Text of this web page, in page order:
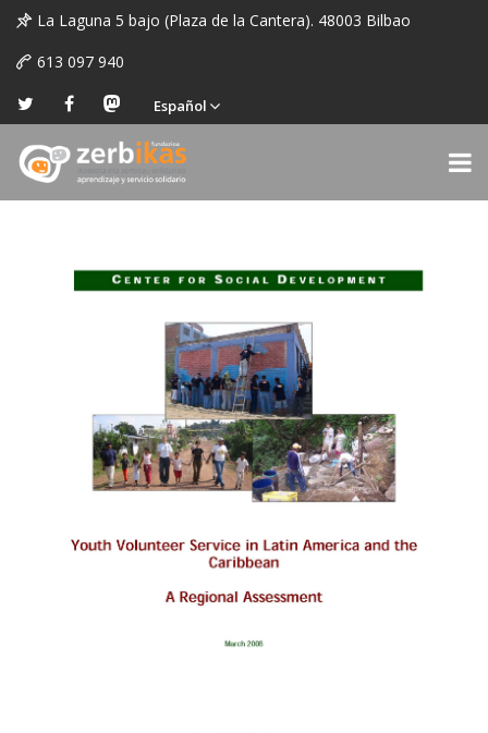
La Laguna 5 bajo (Plaza de la Cantera). 48003 Bilbao
613 097 940
Español